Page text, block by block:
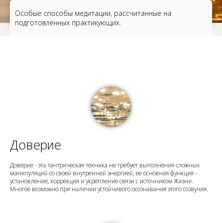
Особые способы медитации, рассчитанные на
подготовленных практикующих.
Доверие
Доверие - эта тантрическая техника не требует выполнения сложных
манипуляций со своей внутренней энергией, ее основная функция -
установление, коррекция и укрепление связи с источником Жизни.
Многое возможно при наличии устойчивого осознавания этого созвучия.